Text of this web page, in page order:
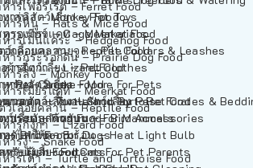
ารเฟอร์เร็ต – Ferret Food
หารหนู – Rats & Mice Food
หารเม่นแคระ – Hedgehog Food
หารกระรอกดิน – Prairie Dog Food
ารลิง – Monkey Food
ารเมียร์แคท – Meerkat Food
ว์เลี้อยคลาน – Reptile Food
ารกิ้งก่า – Lizard Food
ารงู – Snake Food
ารเต่า – Turtle and Tortoise Food
ารลิง – Monkey Food
หารเมียร์แคท – Meerkat Food
ว์เลี้อยคลาน – Reptile Food
หารกิ้งก่า – Lizard Food
ารงู – Snake Food
ารเต่า – Turtle and Tortoise Food
ารกบ – Frog Food
– Bird Food
า – Fish Food
เล่นสัตว์เลี้ยง – Pet Toys
ดุรองกรง – Cage Materials
อกคอและสายจูง – Pet Collars & Leashes
อผ้าสัตว์เลี้ยง – Pet Clothes
หรับสัตว์เลี้ยง – More For Pets
มนอนและที่นอนสัตว์เลี้ยง – Pet Crates &
งประดับสำหรับนก – Bird Accessories
อดไฟให้ความร้อน – Heat Light Bulb
หรับผู้เลี้ยง – Items For Pet Parents
– Pet Cages
มวดสัตว์เลี้ยง – Shop By Pet
ว์เลี้ยงลูกด้วยนม – For Mammals
หรับสุนัข – For Dogs
รับแมว – For Cats